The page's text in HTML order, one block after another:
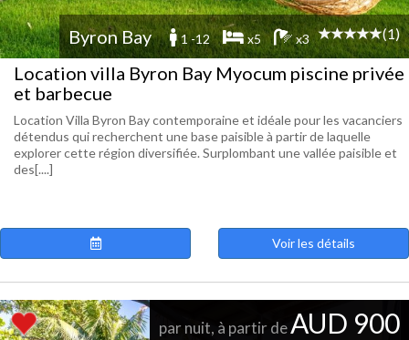
Byron Bay 1 -12 x5 x3 (1)
Location villa Byron Bay Myocum piscine privée
et barbecue
Location Villa Byron Bay contemporaine et idéale pour les vacanciers
détendus qui recherchent une base paisible à partir de laquelle
explorer cette région diversifiée. Surplombant une vallée paisible et
des[....]
Voir les détails
par nuit, à partir deAUD 900